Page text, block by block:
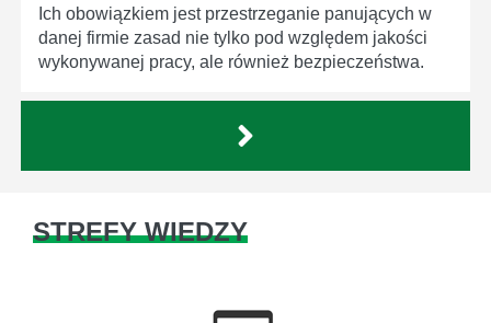
Ich obowiązkiem jest przestrzeganie panujących w
danej firmie zasad nie tylko pod względem jakości
wykonywanej pracy, ale również bezpieczeństwa.
STREFY WIEDZY